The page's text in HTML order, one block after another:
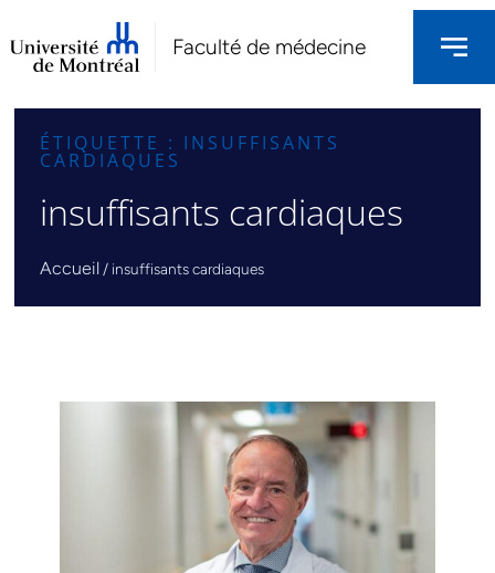
Faculté de médecine
ÉTIQUETTE : INSUFFISANTS
CARDIAQUES
insuffisants cardiaques
Accueil / insuffisants cardiaques